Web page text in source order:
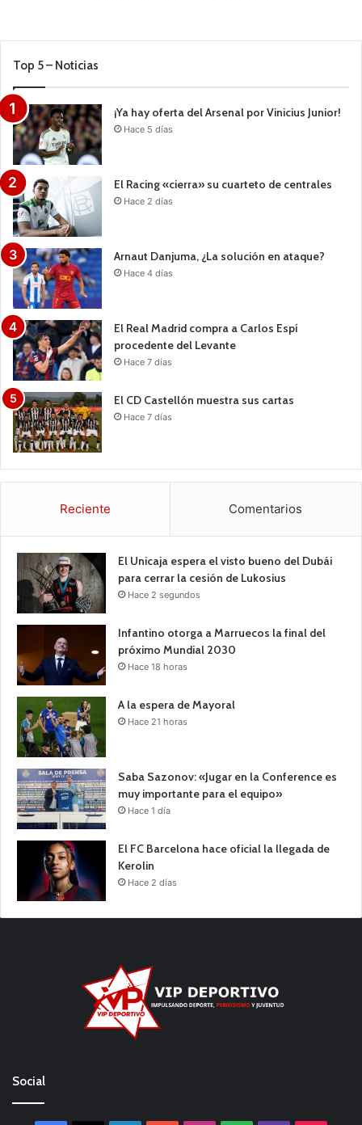
Top 5 – Noticias
¡Ya hay oferta del Arsenal por Vinicius Junior!
Hace 5 días
El Racing «cierra» su cuarteto de centrales
Hace 2 días
Arnaut Danjuma, ¿La solución en ataque?
Hace 4 días
El Real Madrid compra a Carlos Espí
procedente del Levante
Hace 7 días
El CD Castellón muestra sus cartas
Hace 7 días
Reciente Comentarios
El Unicaja espera el visto bueno del Dubái
para cerrar la cesión de Lukosius
Hace 2 segundos
Infantino otorga a Marruecos la final del
próximo Mundial 2030
Hace 18 horas
A la espera de Mayoral
Hace 21 horas
Saba Sazonov: «Jugar en la Conference es
muy importante para el equipo»
Hace 1 día
El FC Barcelona hace oficial la llegada de
Kerolin
Hace 2 días
Social